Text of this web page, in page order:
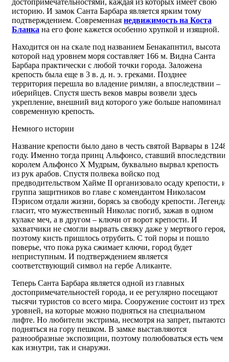
историю. И замок Санта Барбара является ярким тому
подтверждением. Современная недвижимость на Коста
Бланка на его фоне кажется особенно хрупкой и изящной.
Находится он на скале под названием Бенакапнтил, высота
которой над уровнем моря составляет 166 м. Видна Санта
Барбара практически с любой точки города. Заложена
крепость была еще в 3 в. д. н. э. греками. Позднее
территория перешла во владение римлян, а впоследствии –
иберийцев. Спустя шесть веков мавры возвели здесь
укрепление, внешний вид которого уже больше напоминал
современную крепость.
Немного истории
Название крепости было дано в честь святой Варвары в 1248
году. Именно тогда принц Альфонсо, ставший впоследствии
королем Альфонсо X Мудрым, буквально вырвал крепость
из рук арабов. Спустя полвека войско под
предводительством Хайме II организовало осаду крепости, и
группа защитников во главе с комендантом Николасом
Пэрисом отдали жизни, борясь за свободу крепости. Легенда
гласит, что мужественный Николас погиб, зажав в одном
кулаке меч, а в другом – ключи от ворот крепости. И
захватчики не смогли вырвать связку даже у мертвого героя,
поэтому кисть пришлось отрубить. С той поры и пошло
поверье, что пока рука сжимает ключи, город будет
неприступным. И подтверждением является
соответствующий символ на гербе Аликанте.
Теперь Санта Барбара является одной из главных
достопримечательностей города, и ее регулярно посещают
тысячи туристов со всего мира. Сооружение состоит из трех
уровней, на которые можно подняться на специальном
лифте. Но любители экстрима, несмотря на запрет, пытаются
подняться на гору пешком. В замке выставляются
разнообразные экспозиции, поэтому полюбоваться есть чем
как изнутри, так и снаружи.